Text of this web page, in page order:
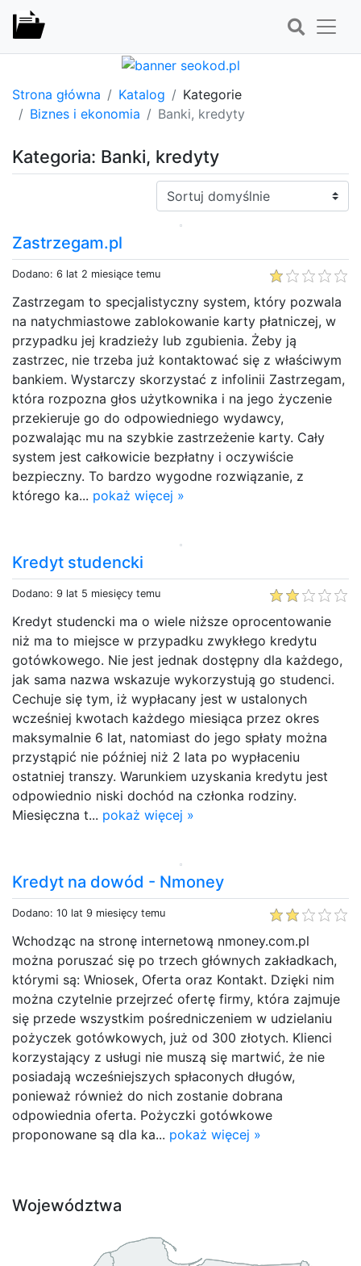
Strona główna Katalog
Kategorie
Biznes i ekonomia
Banki, kredyty
Kategoria: Banki, kredyty
Sortuj:
Zastrzegam.pl
Dodano: 6 lat 2 miesiące temu
Zastrzegam to specjalistyczny system, który pozwala
na natychmiastowe zablokowanie karty płatniczej, w
przypadku jej kradzieży lub zgubienia. Żeby ją
zastrzec, nie trzeba już kontaktować się z właściwym
bankiem. Wystarczy skorzystać z infolinii Zastrzegam,
która rozpozna głos użytkownika i na jego życzenie
przekieruje go do odpowiedniego wydawcy,
pozwalając mu na szybkie zastrzeżenie karty. Cały
system jest całkowicie bezpłatny i oczywiście
bezpieczny. To bardzo wygodne rozwiązanie, z
którego ka... pokaż więcej »
Kredyt studencki
Dodano: 9 lat 5 miesięcy temu
Kredyt studencki ma o wiele niższe oprocentowanie
niż ma to miejsce w przypadku zwykłego kredytu
gotówkowego. Nie jest jednak dostępny dla każdego,
jak sama nazwa wskazuje wykorzystują go studenci.
Cechuje się tym, iż wypłacany jest w ustalonych
wcześniej kwotach każdego miesiąca przez okres
maksymalnie 6 lat, natomiast do jego spłaty można
przystąpić nie później niż 2 lata po wypłaceniu
ostatniej transzy. Warunkiem uzyskania kredytu jest
odpowiednio niski dochód na członka rodziny.
Miesięczna t... pokaż więcej »
Kredyt na dowód - Nmoney
Dodano: 10 lat 9 miesięcy temu
Wchodząc na stronę internetową nmoney.com.pl
można poruszać się po trzech głównych zakładkach,
którymi są: Wniosek, Oferta oraz Kontakt. Dzięki nim
można czytelnie przejrzeć ofertę firmy, która zajmuje
się przede wszystkim pośredniczeniem w udzielaniu
pożyczek gotówkowych, już od 300 złotych. Klienci
korzystający z usługi nie muszą się martwić, że nie
posiadają wcześniejszych spłaconych długów,
ponieważ również do nich zostanie dobrana
odpowiednia oferta. Pożyczki gotówkowe
proponowane są dla ka... pokaż więcej »
Województwa